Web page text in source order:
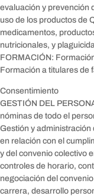
evaluación y prevención
uso de los productos de
medicamentos,
nutricionales, y
FORMACIÓN:
Formación a titulares de
Consentimiento
GESTIÓN DEL
nóminas de todo el
Gestión y
en relación con el
y del convenio colectivo
controles de horario,
negociación del
carrera, desarrollo